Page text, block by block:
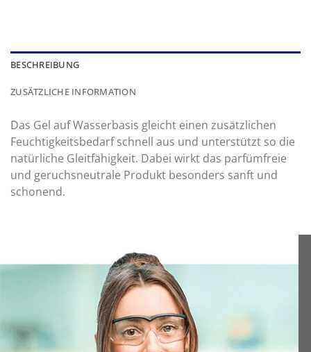
BESCHREIBUNG
ZUSÄTZLICHE INFORMATION
Das Gel auf Wasserbasis gleicht einen zusätzlichen
Feuchtigkeitsbedarf schnell aus und unterstützt so die
natürliche Gleitfähigkeit. Dabei wirkt das parfümfreie
und geruchsneutrale Produkt besonders sanft und
schonend.